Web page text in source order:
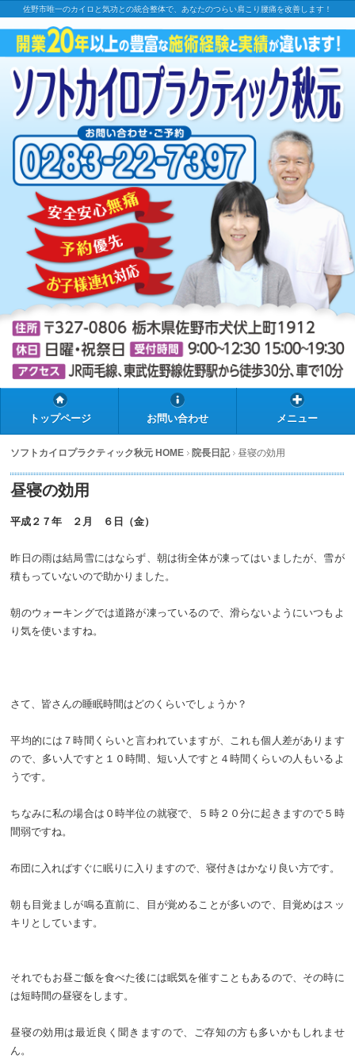
佐野市唯一のカイロと気功との統合整体で、あなたのつらい肩こり腰痛を改善します！
トップページ お問い合わせ メニュー
ソフトカイロプラクティック秋元 HOME 院長日記 昼寝の効用
昼寝の効用
平成２７年 ２月 ６日（金）
昨日の雨は結局雪にはならず、朝は街全体が凍ってはいましたが、雪が
積もっていないので助かりました。
朝のウォーキングでは道路が凍っているので、滑らないようにいつもよ
り気を使いますね。
さて、皆さんの睡眠時間はどのくらいでしょうか？
平均的には７時間くらいと言われていますが、これも個人差があります
ので、多い人ですと１０時間、短い人ですと４時間くらいの人もいるよ
うです。
ちなみに私の場合は０時半位の就寝で、５時２０分に起きますので５時
間弱ですね。
布団に入ればすぐに眠りに入りますので、寝付きはかなり良い方です。
朝も目覚ましが鳴る直前に、目が覚めることが多いので、目覚めはスッ
キリとしています。
それでもお昼ご飯を食べた後には眠気を催すこともあるので、その時に
は短時間の昼寝をします。
昼寝の効用は最近良く聞きますので、ご存知の方も多いかもしれませ
ん。